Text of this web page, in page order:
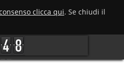
clicca qui. Se chiudi il